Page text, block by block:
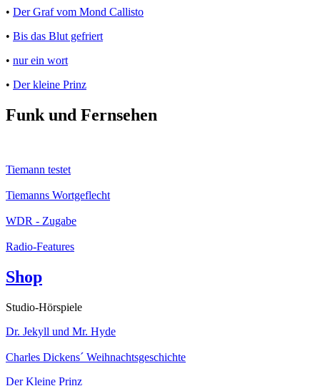
• Der Graf vom Mond Callisto
• Bis das Blut gefriert
• nur ein wort
• Der kleine Prinz
Funk und Fernsehen
Tiemann testet
Tiemanns Wortgeflecht
WDR - Zugabe
Radio-Features
Shop
Studio-Hörspiele
Dr. Jekyll und Mr. Hyde
Charles Dickens´ Weihnachtsgeschichte
Der Kleine Prinz